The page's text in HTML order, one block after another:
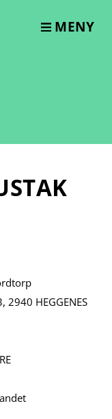
MENY
2940 HEGGENES